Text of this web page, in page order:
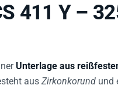
411 Y –
Unterlage aus
aus Zirkonkorund und